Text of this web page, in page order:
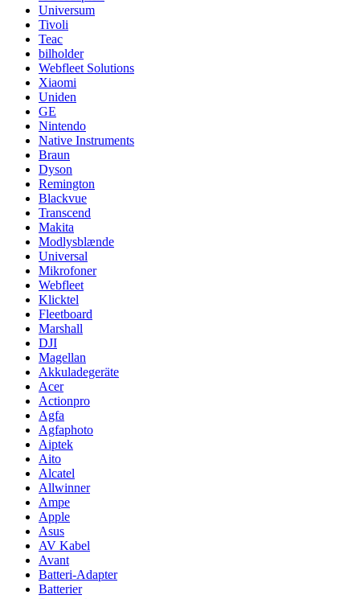
Universum
Tivoli
Teac
bilholder
Webfleet Solutions
Xiaomi
Uniden
GE
Nintendo
Native Instruments
Braun
Dyson
Remington
Blackvue
Transcend
Makita
Modlysblænde
Universal
Mikrofoner
Webfleet
Klicktel
Fleetboard
Marshall
DJI
Magellan
Akkuladegeräte
Acer
Actionpro
Agfa
Agfaphoto
Aiptek
Aito
Alcatel
Allwinner
Ampe
Apple
Asus
AV Kabel
Avant
Batteri-Adapter
Batterier